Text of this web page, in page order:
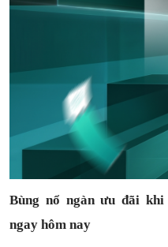
Bùng nổ ngàn ưu đãi
ngay hôm nay